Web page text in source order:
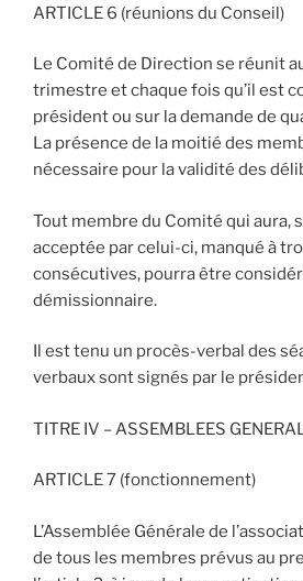
ARTICLE 6 (réunions du Conseil)
Le Comité de Direction se réunit
trimestre et chaque fois qu’il est
président ou sur la demande de
La présence de la moitié des
nécessaire pour la validité des
Tout membre du Comité qui aura,
acceptée par celui-ci, manqué à
consécutives, pourra être
démissionnaire.
Il est tenu un procès-verbal des
verbaux sont signés par le
TITRE IV – ASSEMBLEES
ARTICLE 7 (fonctionnement)
L’Assemblée Générale de
de tous les membres prévus au